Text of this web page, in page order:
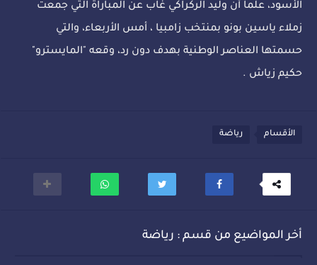
الأسود، علما أن وليد الركراكي غاب عن المباراة التي جمعت
زملاء ياسين بونو بمنتخب زامبيا ، أمس الأربعاء، والتي
حسمتها العناصر الوطنية بهدف دون رد، وقعه "المايسترو"
حكيم زياش .
الأقسام رياضة
أخر المواضيع من قسم : رياضة